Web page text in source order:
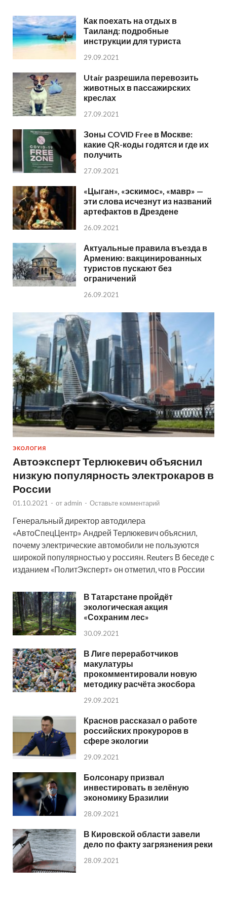
Как поехать на отдых в
Таиланд: подробные
инструкции для туриста
29.09.2021
Utair разрешила перевозить
животных в пассажирских
креслах
27.09.2021
Зоны COVID Free в Москве:
какие QR-коды годятся и где их
получить
27.09.2021
«Цыган», «эскимос», «мавр» —
эти слова исчезнут из названий
артефактов в Дрездене
26.09.2021
Актуальные правила въезда в
Армению: вакцинированных
туристов пускают без
ограничений
26.09.2021
ЭКОЛОГИЯ
Автоэксперт Терлюкевич объяснил
низкую популярность электрокаров в
России
01.10.2021 - от admin - Оставьте комментарий
Генеральный директор автодилера
«АвтоСпецЦентр» Андрей Терлюкевич объяснил,
почему электрические автомобили не пользуются
широкой популярностью у россиян. Reuters В беседе с
изданием «ПолитЭксперт» он отметил, что в России
В Татарстане пройдёт
экологическая акция
«Сохраним лес»
30.09.2021
В Лиге переработчиков
макулатуры
прокомментировали новую
методику расчёта экосбора
29.09.2021
Краснов рассказал о работе
российских прокуроров в
сфере экологии
29.09.2021
Болсонару призвал
инвестировать в зелёную
экономику Бразилии
28.09.2021
В Кировской области завели
дело по факту загрязнения реки
28.09.2021